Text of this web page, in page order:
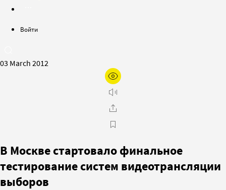
Войти
03 March 2012
В Москве стартовало финальное
тестирование систем видеотрансляции
выборов